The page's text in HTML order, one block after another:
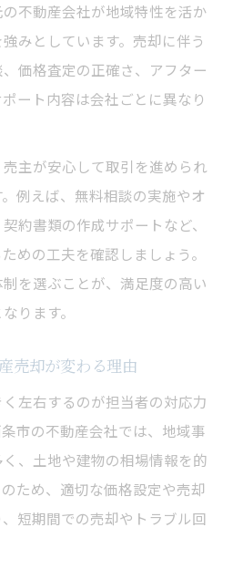
不動産会社が地域特性を活か
みとしています。売却に伴う
価格査定の正確さ、アフター
ート内容は会社ごとに異なり
主が安心して取引を進められ
例えば、無料相談の実施やオ
約書類の作成サポートなど、
めの工夫を確認しましょう。
を選ぶことが、満足度の高い
ります。
売却が変わる理由
左右するのが担当者の対応力
市の不動産会社では、地域事
、土地や建物の相場情報を的
ため、適切な価格設定や売却
短期間での売却やトラブル回